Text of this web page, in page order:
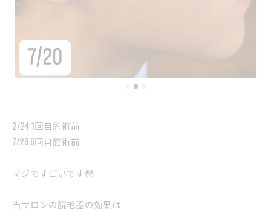
2/24 1回目施術前
7/28 6回目施術前
マジですごいです😳
当サロンの脱毛器の効果は